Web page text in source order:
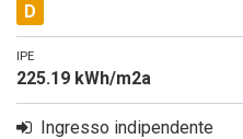
D
IPE
225.19 kWh/m2a
Ingresso indipendente